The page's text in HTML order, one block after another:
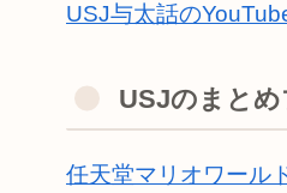
USJ与太話の
USJのまと
任天堂マリオワール